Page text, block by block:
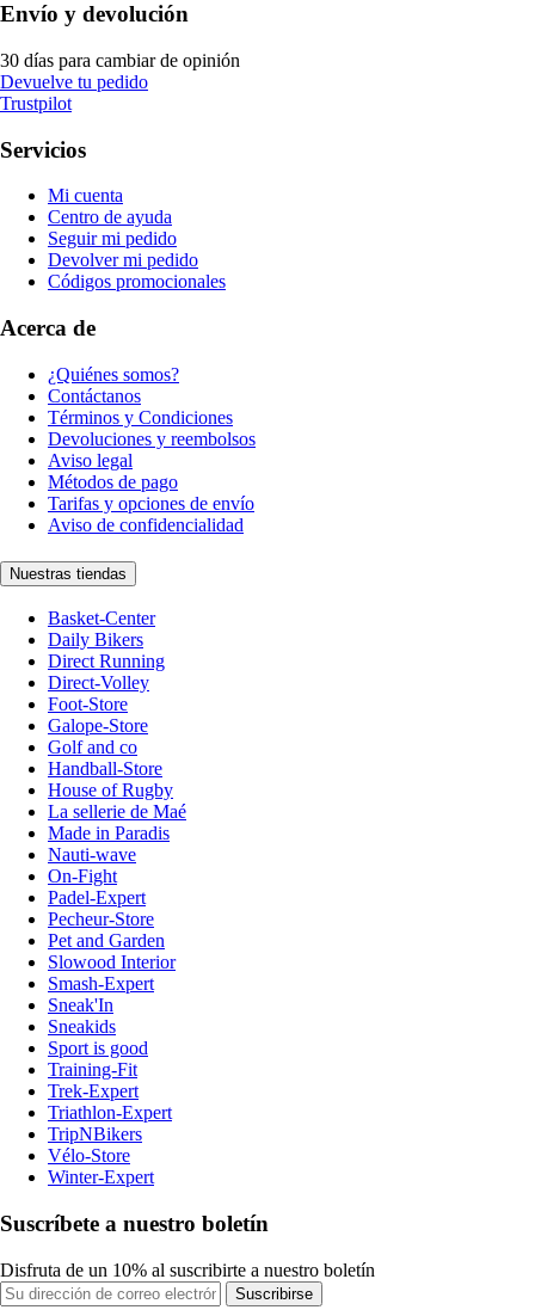
Envío y devolución
30 días para cambiar de opinión
Devuelve tu pedido
Trustpilot
Servicios
Mi cuenta
Centro de ayuda
Seguir mi pedido
Devolver mi pedido
Códigos promocionales
Acerca de
¿Quiénes somos?
Contáctanos
Términos y Condiciones
Devoluciones y reembolsos
Aviso legal
Métodos de pago
Tarifas y opciones de envío
Aviso de confidencialidad
Nuestras tiendas
Basket-Center
Daily Bikers
Direct Running
Direct-Volley
Foot-Store
Galope-Store
Golf and co
Handball-Store
House of Rugby
La sellerie de Maé
Made in Paradis
Nauti-wave
On-Fight
Padel-Expert
Pecheur-Store
Pet and Garden
Slowood Interior
Smash-Expert
Sneak'In
Sneakids
Sport is good
Training-Fit
Trek-Expert
Triathlon-Expert
TripNBikers
Vélo-Store
Winter-Expert
Suscríbete a nuestro boletín
Disfruta de un 10% al suscribirte a nuestro boletín
Suscribirse